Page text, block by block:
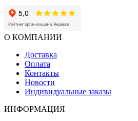
О КОМПАНИИ
Доставка
Оплата
Контакты
Новости
Индивидуальные заказы
ИНФОРМАЦИЯ